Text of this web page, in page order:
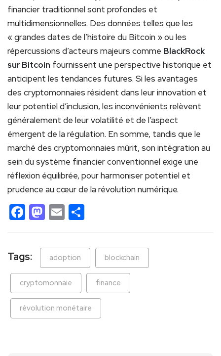
financier traditionnel sont profondes et
multidimensionnelles. Des données telles que les
« grandes dates de l’histoire du Bitcoin » ou les
répercussions d’acteurs majeurs comme BlackRock
sur Bitcoin fournissent une perspective historique et
anticipent les tendances futures. Si les avantages
des cryptomonnaies résident dans leur innovation et
leur potentiel d’inclusion, les inconvénients relèvent
généralement de leur volatilité et de l’aspect
émergent de la régulation. En somme, tandis que le
marché des cryptomonnaies mûrit, son intégration au
sein du système financier conventionnel exige une
réflexion équilibrée, pour harmoniser potentiel et
prudence au cœur de la révolution numérique.
Facebook
Mastodon
Email
Tags: adoption blockchain
cryptomonnaie finance
révolution monétaire